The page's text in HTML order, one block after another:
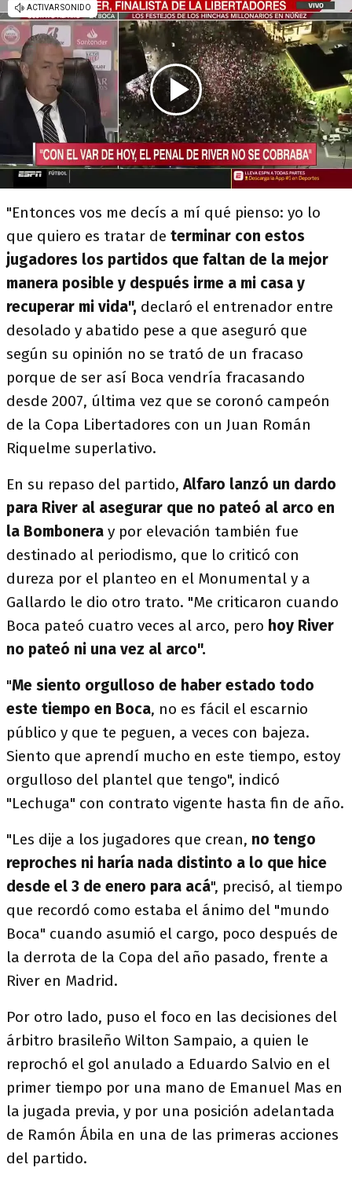
"Entonces vos me decís a mí qué pienso: yo lo
que quiero es tratar de terminar con estos
jugadores los partidos que faltan de la mejor
manera posible y después irme a mi casa y
recuperar mi vida", declaró el entrenador entre
desolado y abatido pese a que aseguró que
según su opinión no se trató de un fracaso
porque de ser así Boca vendría fracasando
desde 2007, última vez que se coronó campeón
de la Copa Libertadores con un Juan Román
Riquelme superlativo.
En su repaso del partido,Alfaro lanzó un dardo
para River al asegurar que no pateó al arco en
la Bombonera y por elevación también fue
destinado al periodismo, que lo criticó con
dureza por el planteo en el Monumental y a
Gallardo le dio otro trato. "Me criticaron cuando
Boca pateó cuatro veces al arco, pero hoy River
no pateó ni una vez al arco".
"Me siento orgulloso de haber estado todo
este tiempo en Boca, no es fácil el escarnio
público y que te peguen, a veces con bajeza.
Siento que aprendí mucho en este tiempo, estoy
orgulloso del plantel que tengo", indicó
"Lechuga" con contrato vigente hasta fin de año.
"Les dije a los jugadores que crean, no tengo
reproches ni haría nada distinto a lo que hice
desde el 3 de enero para acá", precisó, al tiempo
que recordó como estaba el ánimo del "mundo
Boca" cuando asumió el cargo, poco después de
la derrota de la Copa del año pasado, frente a
River en Madrid.
Por otro lado, puso el foco en las decisiones del
árbitro brasileño Wilton Sampaio, a quien le
reprochó el gol anulado a Eduardo Salvio en el
primer tiempo por una mano de Emanuel Mas en
la jugada previa, y por una posición adelantada
de Ramón Ábila en una de las primeras acciones
del partido.